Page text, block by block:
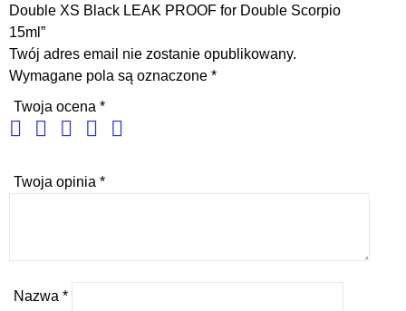
Double XS Black LEAK PROOF for Double Scorpio
15ml”
Twój adres email nie zostanie opublikowany.
Wymagane pola są oznaczone *
Twoja ocena *
Twoja opinia *
Nazwa *